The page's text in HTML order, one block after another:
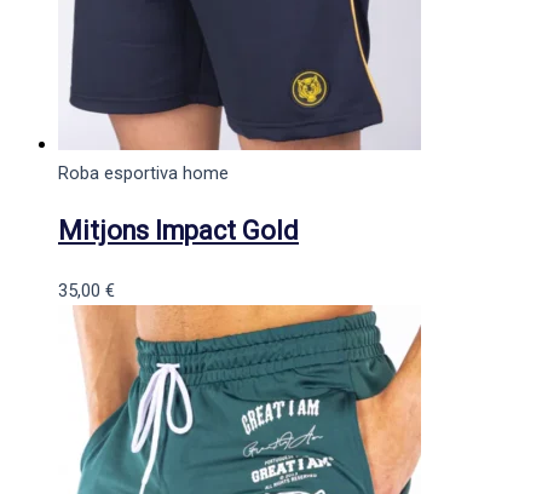
Roba esportiva home
Mitjons Impact Gold
35,00 €